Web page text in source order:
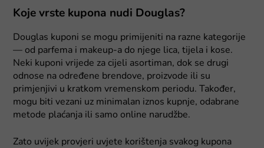
Koje vrste kupona nudi Douglas?
Douglas kuponi se mogu primijeniti na razne kategorije
— od parfema i makeup-a do njege lica, tijela i kose.
Neki kuponi vrijede za cijeli asortiman, dok se drugi
odnose na određene brendove, proizvode ili su
primjenjivi u kratkom vremenskom periodu. Također,
mogu biti vezani uz minimalan iznos kupnje, odabrane
metode plaćanja ili samo online narudžbe.
Zato uvijek provjeri uvjete korištenja svakog kupona